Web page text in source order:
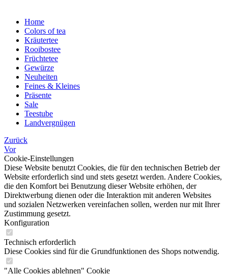
Home
Colors of tea
Kräutertee
Rooibostee
Früchtetee
Gewürze
Neuheiten
Feines & Kleines
Präsente
Sale
Teestube
Landvergnügen
Zurück
Vor
Cookie-Einstellungen
Diese Website benutzt Cookies, die für den technischen Betrieb der
Website erforderlich sind und stets gesetzt werden. Andere Cookies,
die den Komfort bei Benutzung dieser Website erhöhen, der
Direktwerbung dienen oder die Interaktion mit anderen Websites
und sozialen Netzwerken vereinfachen sollen, werden nur mit Ihrer
Zustimmung gesetzt.
Konfiguration
Technisch erforderlich
Diese Cookies sind für die Grundfunktionen des Shops notwendig.
"Alle Cookies ablehnen" Cookie